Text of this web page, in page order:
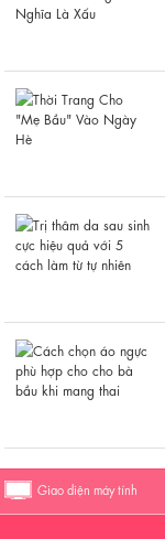
Giao diện máy tính